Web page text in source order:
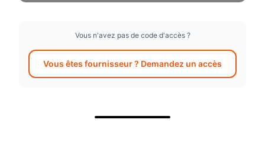
Vous n'avez pas de code d'accès ?
Vous êtes fournisseur ? Demandez un accès